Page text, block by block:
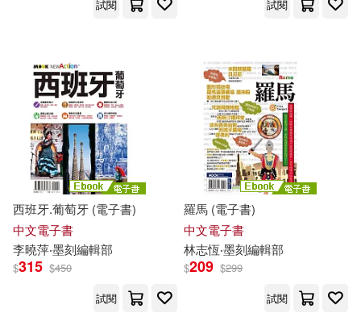
許美鳳、林開富等墨刻編輯部(1)
趙思語・蒙金蘭・墨刻編輯部(1)
郭瑋芬，墨刻編輯部(1)
陳瑋玲(1)
陳瑋玲‧墨刻編輯部(1)
陳瑋玲、吳佳曄、黃浩雲、墨刻編
輯部(1)
試閱 試閱
西班牙.葡萄牙 (電子書)
中文電子書
李曉萍‧墨刻編輯部
$315 $450
試閱
羅馬 (電子書)
中文電子書
林志恆‧墨刻編輯部
$209 $299
試閱